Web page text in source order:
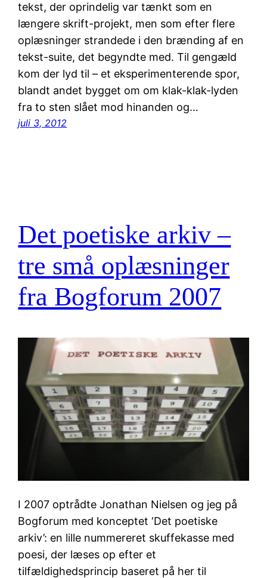
tekst, der oprindelig var tænkt som en
længere skrift-projekt, men som efter flere
oplæsninger strandede i den brænding af en
tekst-suite, det begyndte med. Til gengæld
kom der lyd til – et eksperimenterende spor,
blandt andet bygget om om klak-klak-lyden
fra to sten slået mod hinanden og…
juli 3, 2012
Det poetiske arkiv –
tre små oplæsninger
fra Bogforum 2007
I 2007 optrådte Jonathan Nielsen og jeg på
Bogforum med konceptet ‘Det poetiske
arkiv’: en lille nummereret skuffekasse med
poesi, der læses op efter et
tilfældighedsprincip baseret på her til